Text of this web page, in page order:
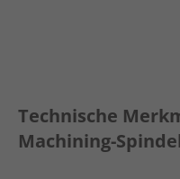
Technische
Machining-